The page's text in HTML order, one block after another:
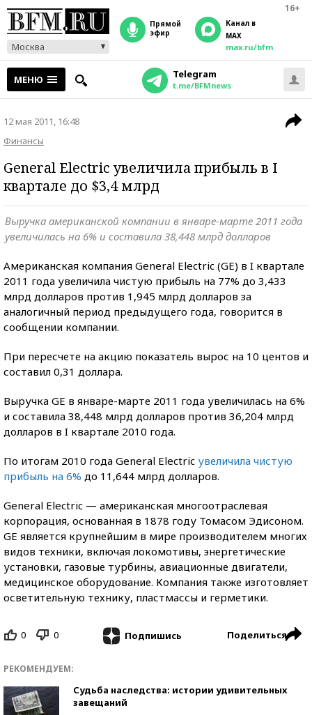
16+
Москва
прямой
эфир
Канал в
MAX
max.ru/bfm
МЕНЮ Telegram
t.me/BFMnews
12 мая 2011, 16:48
Финансы
General Electric увеличила прибыль в I
квартале до $3,4 млрд
Выручка американской компании в январе-марте 2011 года
увеличилась на 6% и составила 38,448 млрд долларов
Американская компания General Electric (GE) в I квартале
2011 года увеличила чистую прибыль на 77% до 3,433
млрд долларов против 1,945 млрд долларов за
аналогичный период предыдущего года, говорится в
сообщении компании.
При пересчете на акцию показатель вырос на 10 центов и
составил 0,31 доллара.
Выручка GE в январе-марте 2011 года увеличилась на 6%
и составила 38,448 млрд долларов против 36,204 млрд
долларов в I квартале 2010 года.
По итогам 2010 года General Electric увеличила чистую
прибыль на 6% до 11,644 млрд долларов.
General Electric — американская многоотраслевая
корпорация, основанная в 1878 году Томасом Эдисоном.
GE является крупнейшим в мире производителем многих
видов техники, включая локомотивы, энергетические
установки, газовые турбины, авиационные двигатели,
медицинское оборудование. Компания также изготовляет
осветительную технику, пластмассы и герметики.
0 0 Подпишись Поделиться
РЕКОМЕНДУЕМ:
Судьба наследства: истории удивительных
завещаний